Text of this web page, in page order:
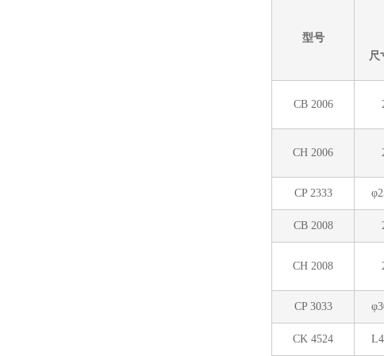
型号
尺
CB 2006
CH 2006
CP 2333
CB 2008
CH 2008
CP 3033
CK 4524